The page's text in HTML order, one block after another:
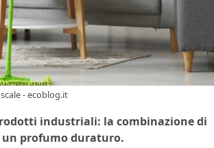
- ecoblog.it
industriali: la combinazione di
un profumo duraturo.